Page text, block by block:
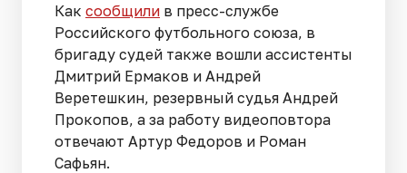
Как сообщили в пресс-службе
Российского футбольного союза, в
бригаду судей также вошли ассистенты
Дмитрий Ермаков и Андрей
Веретешкин, резервный судья Андрей
Прокопов, а за работу видеоповтора
отвечают Артур Федоров и Роман
Сафьян.